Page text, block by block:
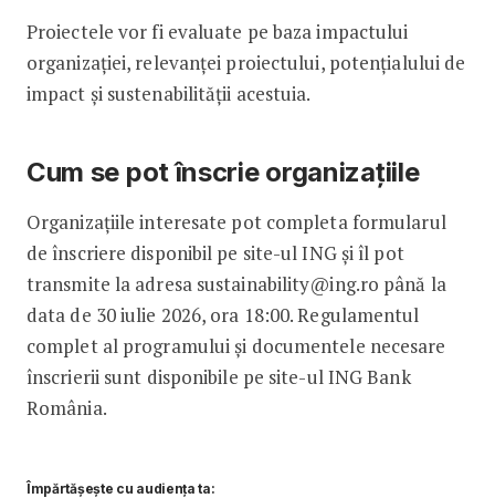
Proiectele vor fi evaluate pe baza impactului
organizației, relevanței proiectului, potențialului de
impact și sustenabilității acestuia.
Cum se pot înscrie organizațiile
Organizațiile interesate pot completa formularul
de înscriere disponibil pe site-ul ING și îl pot
transmite la adresa sustainability@ing.ro până la
data de 30 iulie 2026, ora 18:00. Regulamentul
complet al programului și documentele necesare
înscrierii sunt disponibile pe site-ul ING Bank
România.
Împărtășește cu audiența ta: